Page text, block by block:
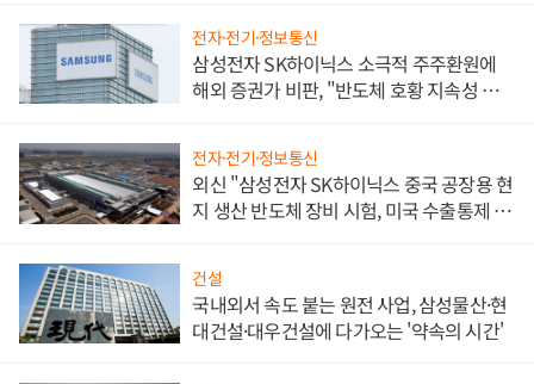
전자·전기·정보통신
삼성전자 SK하이닉스 소극적 주주환원에
해외 증권가 비판, "반도체 호황 지속성 의
전자·전기·정보통신
외신 "삼성전자 SK하이닉스 중국 공장용 현
지 생산 반도체 장비 시험, 미국 수출통제 대
건설
국내외서 속도 붙는 원전 사업, 삼성물산·현
대건설·대우건설에 다가오는 '약속의 시간'